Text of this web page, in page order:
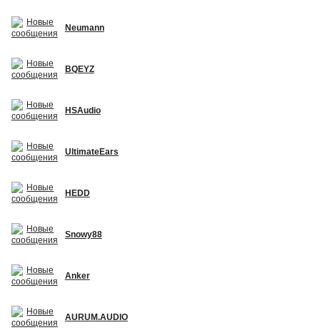
Neumann
BQEYZ
HSAudio
UltimateEars
HEDD
Snowy88
Anker
AURUM.AUDIO